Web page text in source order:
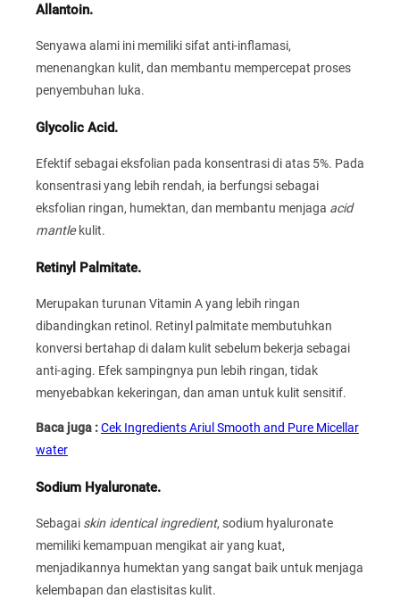
Allantoin.
Senyawa alami ini memiliki sifat anti-inflamasi,
menenangkan kulit, dan membantu mempercepat proses
penyembuhan luka.
Glycolic Acid.
Efektif sebagai eksfolian pada konsentrasi di atas 5%. Pada
konsentrasi yang lebih rendah, ia berfungsi sebagai
eksfolian ringan, humektan, dan membantu menjaga acid
mantlekulit.
Retinyl Palmitate.
Merupakan turunan Vitamin A yang lebih ringan
dibandingkan retinol. Retinyl palmitate membutuhkan
konversi bertahap di dalam kulit sebelum bekerja sebagai
anti-aging. Efek sampingnya pun lebih ringan, tidak
menyebabkan kekeringan, dan aman untuk kulit sensitif.
Baca juga :Cek Ingredients Ariul Smooth and Pure Micellar
water
Sodium Hyaluronate.
Sebagai skin identical ingredient, sodium hyaluronate
memiliki kemampuan mengikat air yang kuat,
menjadikannya humektan yang sangat baik untuk menjaga
kelembapan dan elastisitas kulit.